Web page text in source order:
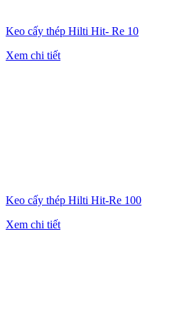
Keo cấy thép Hilti Hit- Re 10
Xem chi tiết
Keo cấy thép Hilti Hit-Re 100
Xem chi tiết